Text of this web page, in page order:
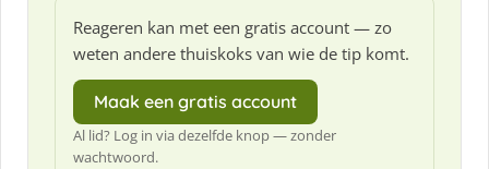
Reageren kan met een gratis account — zo
weten andere thuiskoks van wie de tip komt.
Maak een gratis account
Al lid? Log in via dezelfde knop — zonder
wachtwoord.